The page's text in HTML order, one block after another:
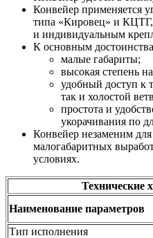
Конвейер применяется
типа «Кировец» и
и индивидуальным
К основным
малые габариты;
высокая степень
удобный доступ к
так и холостой
простота и
укорачивания по
Конвейер незаменим
малогабаритных
условиях.
Технические
Наименование параметров
Тип исполнения